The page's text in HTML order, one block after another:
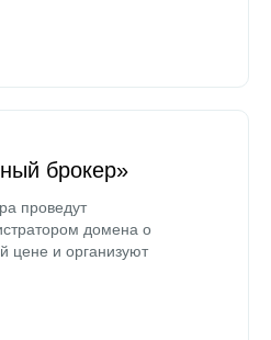
брокер»
проведут
домена о
цене и организуют